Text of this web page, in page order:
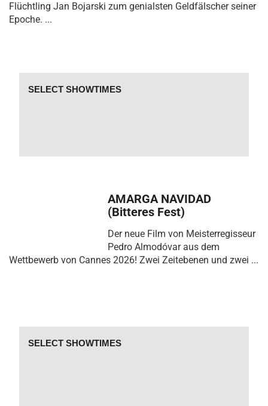
Flüchtling Jan Bojarski zum genialsten Geldfälscher seiner
Epoche. ...
SELECT SHOWTIMES
AMARGA NAVIDAD
(Bitteres Fest)
Der neue Film von Meisterregisseur
Pedro Almodóvar aus dem
Wettbewerb von Cannes 2026! Zwei Zeitebenen und zwei ...
SELECT SHOWTIMES